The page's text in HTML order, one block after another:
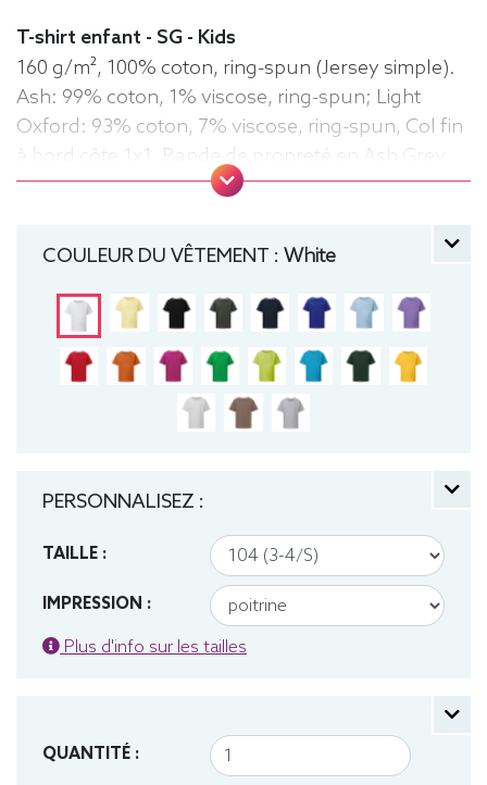
T-shirt enfant - SG - Kids
160 g/m², 100% coton, ring-spun (Jersey simple).
Ash: 99% coton, 1% viscose, ring-spun; Light
Oxford: 93% coton, 7% viscose, ring-spun, Col fin
à bord côte 1x1, Bande de propreté en Ash Grey
(White et Ash Grey: bande en Light Oxford), Sans
l'ourlet, Coutures latérales, Coupe moderne. Tee-
COULEUR DU VÊTEMENT : White
PERSONNALISEZ :
TAILLE :
IMPRESSION :
Plus d'info sur les tailles
QUANTITÉ :